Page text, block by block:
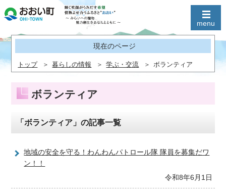
現在のページ
トップ 暮らしの情報 学ぶ・交流 ボランティア
ボランティア
「ボランティア」の記事一覧
地域の安全を守る！わんわんパトロール隊 隊員を募集だワ
ン！！
令和8年6月1日